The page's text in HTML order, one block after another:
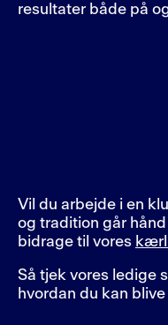
resultater både på
Vil du arbejde i en
og tradition går
bidrage til vores
Så tjek vores ledige
hvordan du kan